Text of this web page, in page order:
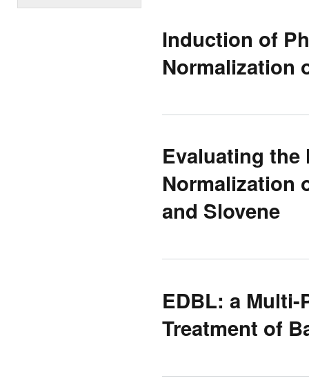
Induction of
Normalization
Evaluating the
Normalization
and Slovene
EDBL: a
Treatment of